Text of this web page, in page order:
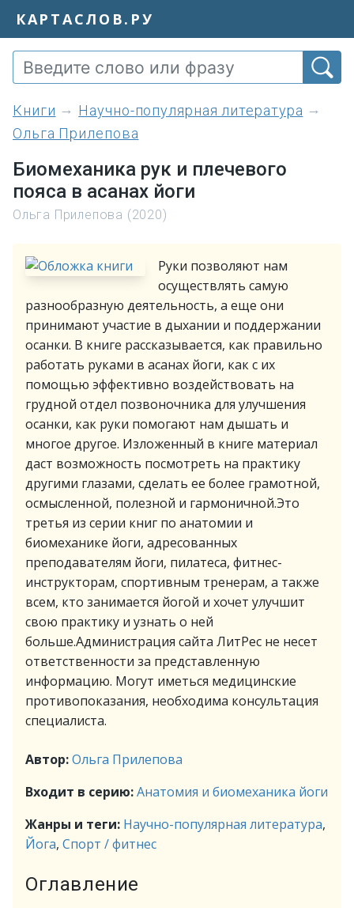
КАРТАСЛОВ.РУ
книги
Научно-популярная литература
Ольга Прилепова
Биомеханика рук и плечевого
пояса в асанах йоги
Ольга Прилепова (2020)
Руки позволяют нам
осуществлять самую
разнообразную деятельность, а еще они
принимают участие в дыхании и поддержании
осанки. В книге рассказывается, как правильно
работать руками в асанах йоги, как с их
помощью эффективно воздействовать на
грудной отдел позвоночника для улучшения
осанки, как руки помогают нам дышать и
многое другое. Изложенный в книге материал
даст возможность посмотреть на практику
другими глазами, сделать ее более грамотной,
осмысленной, полезной и гармоничной.Это
третья из серии книг по анатомии и
биомеханике йоги, адресованных
преподавателям йоги, пилатеса, фитнес-
инструкторам, спортивным тренерам, а также
всем, кто занимается йогой и хочет улучшит
свою практику и узнать о ней
больше.Администрация сайта ЛитРес не несет
ответственности за представленную
информацию. Могут иметься медицинские
противопоказания, необходима консультация
специалиста.
Автор:Ольга Прилепова
Входит в серию:Анатомия и биомеханика йоги
Жанры и теги: Научно-популярная литература,
Йога, Спорт / фитнес
Оглавление